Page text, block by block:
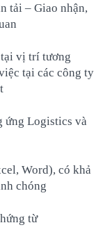
tải – Giao nhận,
vị trí tương
tại các công ty
ứng Logistics và
Word), có khả
chóng
từ